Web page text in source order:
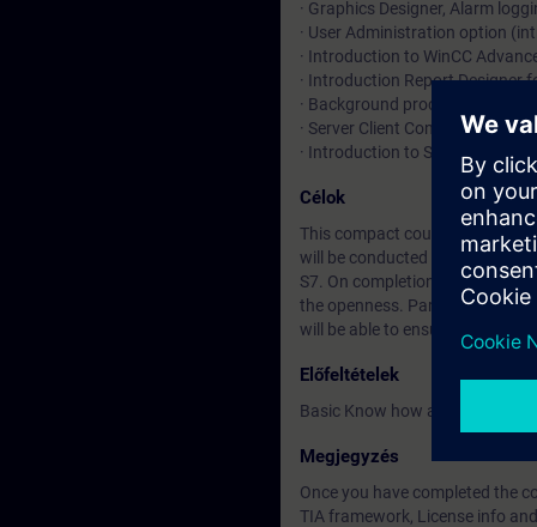
· Graphics Designer, Alarm
· User Administration option
· Introduction to WinCC
· Introduction Report Designer
· Background processing
· Server Client Configuration in
· Introduction to SiVarc and
Célok
This compact course deals
will be conducted by means of
S7. On completion of the
the openness. Participants will
will be able to ensure the
Előfeltételek
Basic Know how about STEP
Megjegyzés
Once you have completed the
TIA framework, License info